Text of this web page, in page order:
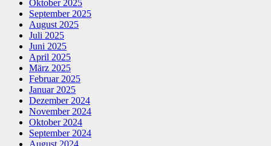
Oktober 2025
September 2025
August 2025
Juli 2025
Juni 2025
April 2025
März 2025
Februar 2025
Januar 2025
Dezember 2024
November 2024
Oktober 2024
September 2024
August 2024